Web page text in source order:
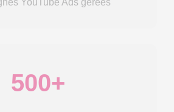
YouTube Ads gérées
500+